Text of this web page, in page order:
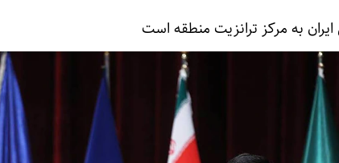
ایران به مرکز ترانزیت منطقه است